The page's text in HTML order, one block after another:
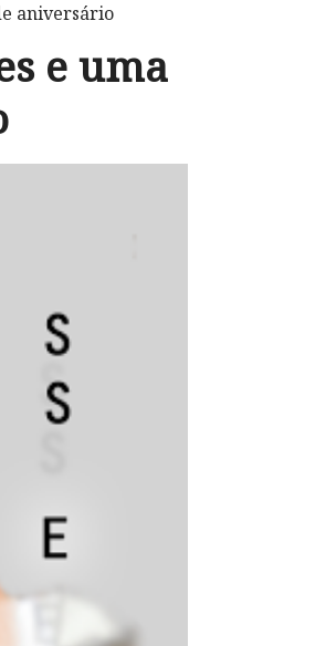
aniversário
e uma